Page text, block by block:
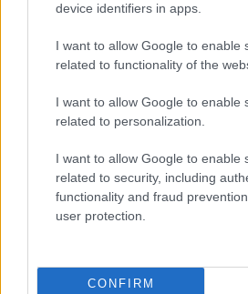
device identifiers in apps.
I want to allow Google to enable
related to functionality of the
I want to allow Google to enable
related to personalization.
I want to allow Google to enable
related to security, including
functionality and fraud
user protection.
CONFIRM
Forrai Ildikó: Érezd jól